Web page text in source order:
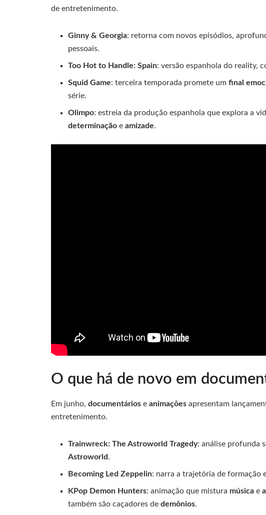
de entretenimento.
Ginny & Georgia: retorna com novos episódios,
pessoais.
Too Hot to Handle: Spain: versão espanhola do reality,
Squid Game: terceira temporada promete umfinal
série.
Olimpo: estreia da produção espanhola que explora a
determinação eamizade.
O que há de novo em
Em junho, documentários e animações apresentam
entretenimento.
Trainwreck: The Astroworld Tragedy: análise profunda
Astroworld.
Becoming Led Zeppelin: narra a trajetória de formação
KPop Demon Hunters: animação que mistura música e
também são caçadores dedemônios.